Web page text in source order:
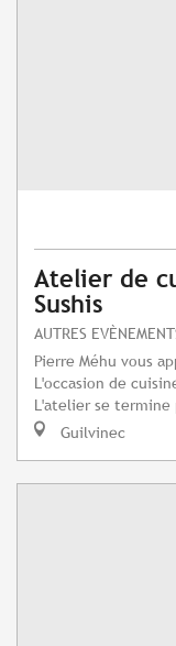
Atelier de
Sushis
AUTRES
Pierre Méhu vous
L'occasion de
L'atelier se
Guilvinec